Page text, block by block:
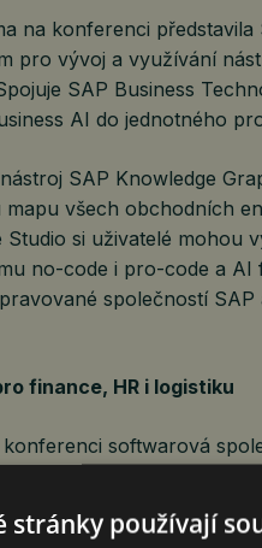
na konferenci
pro vývoj a využívání
SAP Business
AI do jednotného
SAP Knowledge
všech obchodních
Studio si uživatelé mohou
no-code i pro-code a
společností
finance, HR i logistiku
softwarová
stránky používají